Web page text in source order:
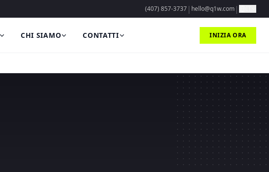
(407) 857-3737 | hello@q1w.com |
CHI SIAMO CONTATTI INIZIA ORA